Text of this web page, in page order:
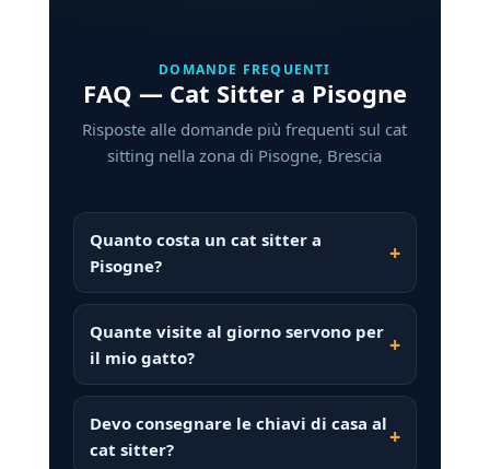
DOMANDE FREQUENTI
FAQ — Cat Sitter a Pisogne
Risposte alle domande più frequenti sul cat
sitting nella zona di Pisogne, Brescia
Quanto costa un cat sitter a
Pisogne?
Quante visite al giorno servono per
il mio gatto?
Devo consegnare le chiavi di casa al
cat sitter?